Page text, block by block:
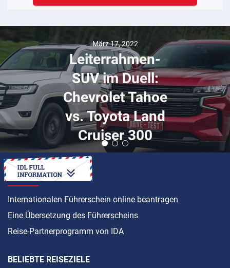
März 22, 2026
Wofür ist
Portugal
bekannt?
ANLEITUNG
Internationalen Führerschein online beantragen
Eine Übersetzung des Führerscheins
Reise-Partnerprogramm von IDA
BELIEBTE REISEZIELE